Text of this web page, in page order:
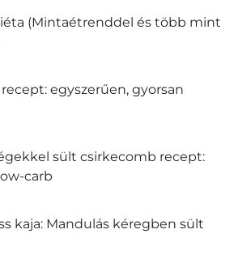
(Mintaétrenddel és több mint
recept: egyszerűen, gyorsan
sült csirkecomb recept:
carb
kaja: Mandulás kéregben sült